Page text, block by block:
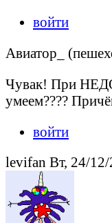
войти
Авиатор_
Чувак! При
умеем????
войти
levifan Вт, 24/